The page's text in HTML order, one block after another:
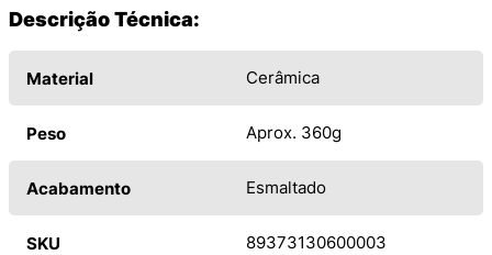
Descrição Técnica:
Material Cerâmica
Peso Aprox. 360g
Acabamento Esmaltado
SKU 89373130600003